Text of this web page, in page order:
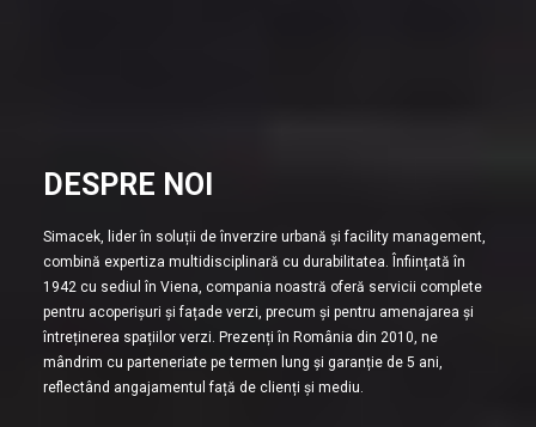
DESPRE NOI
Simacek, lider în soluții de înverzire urbană și facility management,
combină expertiza multidisciplinară cu durabilitatea. Înființată în
1942 cu sediul în Viena, compania noastră oferă servicii complete
pentru acoperișuri și fațade verzi, precum și pentru amenajarea și
întreținerea spațiilor verzi. Prezenți în România din 2010, ne
mândrim cu parteneriate pe termen lung și garanție de 5 ani,
reflectând angajamentul față de clienți și mediu.